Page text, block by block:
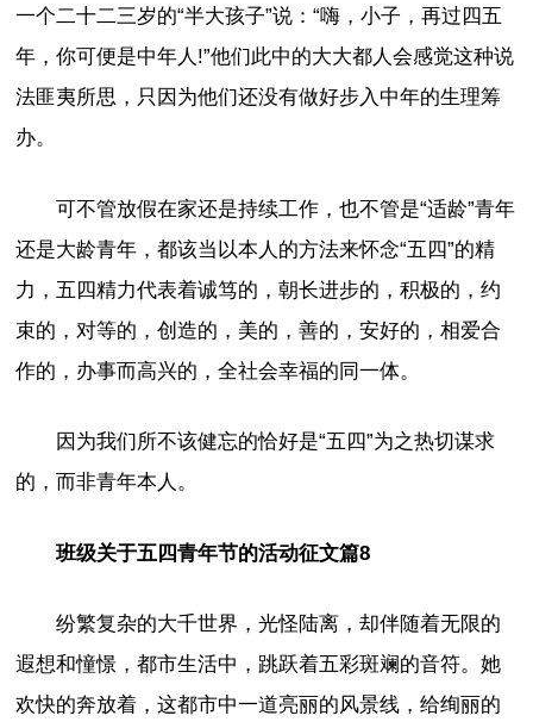
一个二十二三岁的“半大孩子”说：“嗨，小子，再过四五
年，你可便是中年人!”他们此中的大大都人会感觉这种说
法匪夷所思，只因为他们还没有做好步入中年的生理筹
办。
可不管放假在家还是持续工作，也不管是“适龄”青年
还是大龄青年，都该当以本人的方法来怀念“五四”的精
力，五四精力代表着诚笃的，朝长进步的，积极的，约
束的，对等的，创造的，美的，善的，安好的，相爱合
作的，办事而高兴的，全社会幸福的同一体。
因为我们所不该健忘的恰好是“五四”为之热切谋求
的，而非青年本人。
班级关于五四青年节的活动征文篇8
纷繁复杂的大千世界，光怪陆离，却伴随着无限的
遐想和憧憬，都市生活中，跳跃着五彩斑斓的音符。她
欢快的奔放着，这都市中一道亮丽的风景线，给绚丽的